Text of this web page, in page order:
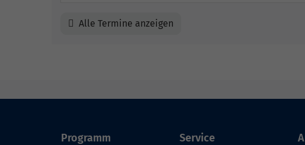
Alle Termine anzeigen
Programm Service